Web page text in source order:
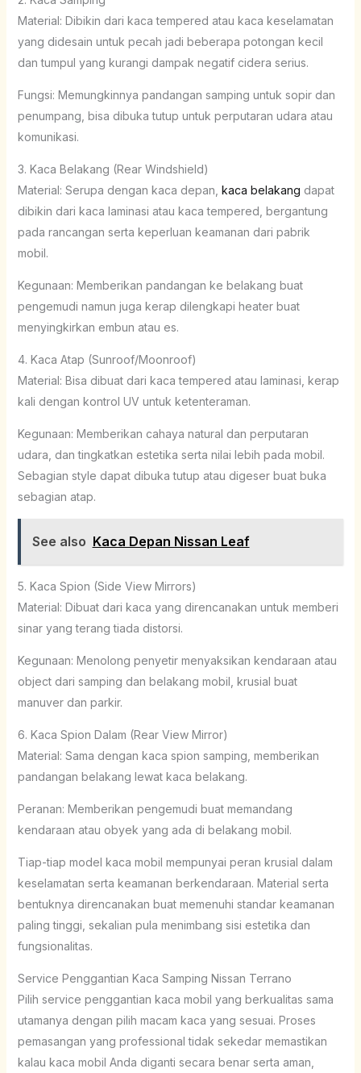
Material: Dibikin dari kaca tempered atau kaca keselamatan
yang didesain untuk pecah jadi beberapa potongan kecil
dan tumpul yang kurangi dampak negatif cidera serius.
Fungsi: Memungkinnya pandangan samping untuk sopir dan
penumpang, bisa dibuka tutup untuk perputaran udara atau
komunikasi.
3. Kaca Belakang (Rear Windshield)
Material: Serupa dengan kaca depan, kaca belakang dapat
dibikin dari kaca laminasi atau kaca tempered, bergantung
pada rancangan serta keperluan keamanan dari pabrik
mobil.
Kegunaan: Memberikan pandangan ke belakang buat
pengemudi namun juga kerap dilengkapi heater buat
menyingkirkan embun atau es.
4. Kaca Atap (Sunroof/Moonroof)
Material: Bisa dibuat dari kaca tempered atau laminasi, kerap
kali dengan kontrol UV untuk ketenteraman.
Kegunaan: Memberikan cahaya natural dan perputaran
udara, dan tingkatkan estetika serta nilai lebih pada mobil.
Sebagian style dapat dibuka tutup atau digeser buat buka
sebagian atap.
See also Kaca Depan Nissan Leaf
5. Kaca Spion (Side View Mirrors)
Material: Dibuat dari kaca yang direncanakan untuk memberi
sinar yang terang tiada distorsi.
Kegunaan: Menolong penyetir menyaksikan kendaraan atau
object dari samping dan belakang mobil, krusial buat
manuver dan parkir.
6. Kaca Spion Dalam (Rear View Mirror)
Material: Sama dengan kaca spion samping, memberikan
pandangan belakang lewat kaca belakang.
Peranan: Memberikan pengemudi buat memandang
kendaraan atau obyek yang ada di belakang mobil.
Tiap-tiap model kaca mobil mempunyai peran krusial dalam
keselamatan serta keamanan berkendaraan. Material serta
bentuknya direncanakan buat memenuhi standar keamanan
paling tinggi, sekalian pula menimbang sisi estetika dan
fungsionalitas.
Service Penggantian Kaca Samping Nissan Terrano
Pilih service penggantian kaca mobil yang berkualitas sama
utamanya dengan pilih macam kaca yang sesuai. Proses
pemasangan yang professional tidak sekedar memastikan
kalau kaca mobil Anda diganti secara benar serta aman,